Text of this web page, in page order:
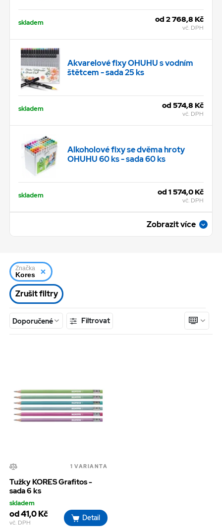
skladem od 2 768,8 Kč
vč. DPH
Akvarelové fixy OHUHU s vodním
štětcem - sada 25 ks
skladem od 574,8 Kč
vč. DPH
Alkoholové fixy se dvěma hroty
OHUHU 60 ks - sada 60 ks
skladem od 1 574,0 Kč
vč. DPH
Rychleschnoucí inkousty Aladine -
skladem
Luxusní zápisník A6 Wrendale
Designs - vlčí máky a zajíc - 1 ks
Zobrazit více
Značka
Kores
Zrušit filtry
Doporučené Filtrovat
1 VARIANTA
Tužky KORES Grafitos -
sada 6 ks
skladem
od 41,0 Kč
vč. DPH
Detail